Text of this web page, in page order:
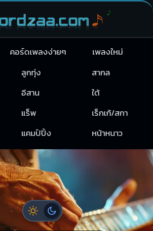
คอร์ดเพลงง่ายๆ
เพลงใหม่
ลูกทุ่ง
สากล
อีสาน
ใต้
แร็พ
เร็กเก้/สกา
แคมป์ปิ้ง หน้าหนาว